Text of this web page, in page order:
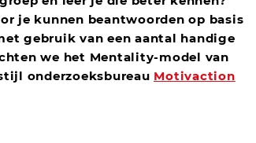
je kunnen beantwoorden op basis
gebruik van een aantal handige
we het Mentality-model van
onderzoeksbureau Motivaction